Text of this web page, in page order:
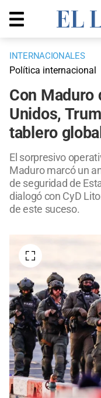
INTERNACIONALES
Política internacional
Con Maduro
Unidos,
tablero global
El sorpresivo
Maduro marcó un
de seguridad de
dialogó con CyD
de este suceso.